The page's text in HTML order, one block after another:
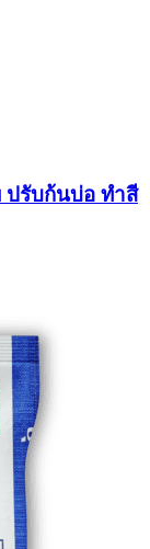
ปรับก้นบ่อ ทำสี